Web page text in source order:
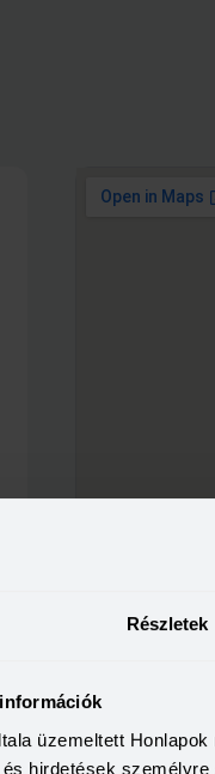
Részletek
üzemeltett
hirdetések